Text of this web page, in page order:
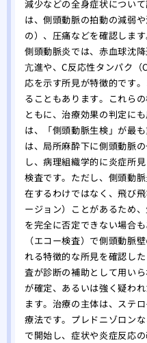
減少などの全身症状につい
は、側頭動脈の拍動の減弱
の）、圧痛などを確認しま
側頭動脈炎では、赤血球沈
亢進や、C反応性タンパク（
応を示す所見が特徴的です
ることもあります。これら
ともに、治療効果の判定に
は、「側頭動脈生検」が最
は、局所麻酔下に側頭動脈
し、病理組織学的に炎症所
検査です。ただし、側頭動
在するわけではなく、飛び
ージョン）ことがあるため
を完全に否定できない場合
（エコー検査）で側頭動脈
れる特徴的な所見を確認し
査が診断の補助として用い
が確定、あるいは強く疑わ
ます。治療の主体は、ステ
療法です。プレドニゾロン
で開始し、症状や炎症反応